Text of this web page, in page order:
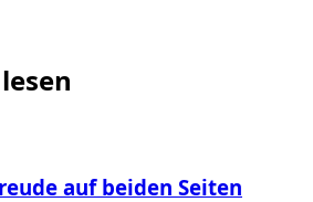
auf beiden Seiten